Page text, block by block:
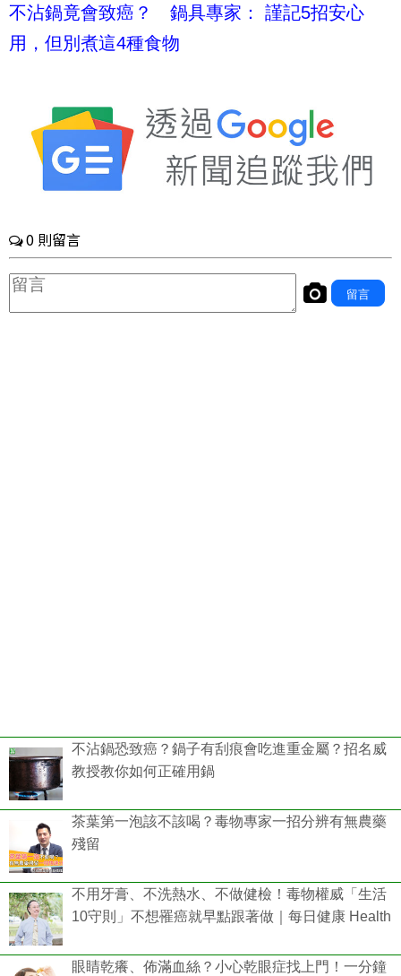
不沾鍋竟會致癌？ 鍋具專家： 謹記5招安心
用，但別煮這4種食物
不沾鍋恐致癌？鍋子有刮痕會吃進重金屬？招名威
教授教你如何正確用鍋
茶葉第一泡該不該喝？毒物專家一招分辨有無農藥
殘留
不用牙膏、不洗熱水、不做健檢！毒物權威「生活
10守則」不想罹癌就早點跟著做｜每日健康 Health
眼睛乾癢、佈滿血絲？小心乾眼症找上門！一分鐘